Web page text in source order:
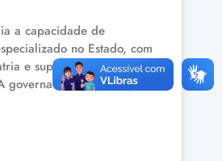
a capacidade de
no Estado, com
e suporte ao Hospital da
governadora Raquel Lyra